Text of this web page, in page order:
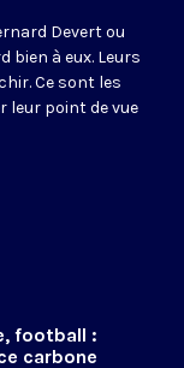
Devert ou
bien à eux. Leurs
Ce sont les
leur point de vue
football :
carbone